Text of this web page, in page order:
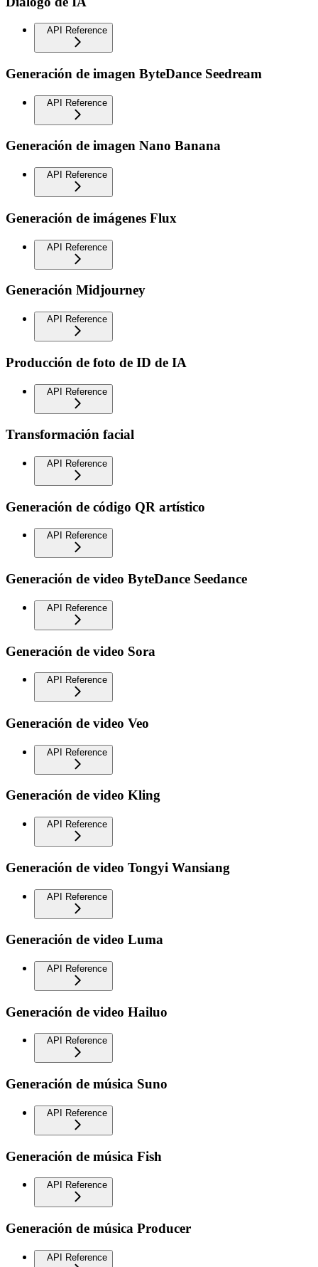
API Reference
Generación de imagen ByteDance Seedream
API Reference
Generación de imagen Nano Banana
API Reference
Generación de imágenes Flux
API Reference
Generación Midjourney
API Reference
Producción de foto de ID de IA
API Reference
Transformación facial
API Reference
Generación de código QR artístico
API Reference
Generación de video ByteDance Seedance
API Reference
Generación de video Sora
API Reference
Generación de video Veo
API Reference
Generación de video Kling
API Reference
Generación de video Tongyi Wansiang
API Reference
Generación de video Luma
API Reference
Generación de video Hailuo
API Reference
Generación de música Suno
API Reference
Generación de música Fish
API Reference
Generación de música Producer
API Reference